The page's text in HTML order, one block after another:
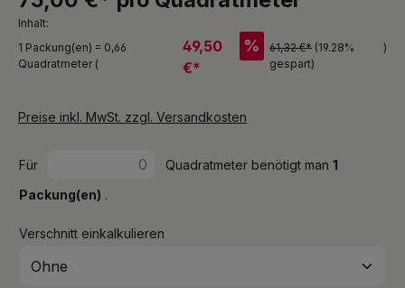
Inhalt:
1 Packung(en) = 0,66
Quadratmeter (
49,50
€*
% 61,32 €* (19.28%
gespart)
)
Preise inkl. MwSt. zzgl. Versandkosten
Für Quadratmeter benötigt man 1
Packung(en) .
Verschnitt einkalkulieren